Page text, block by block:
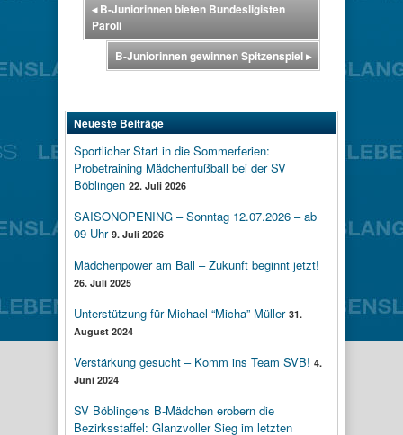
◂B-Juniorinnen bieten Bundesligisten
Paroli
B-Juniorinnen gewinnen Spitzenspiel▸
Neueste Beiträge
Sportlicher Start in die Sommerferien:
Probetraining Mädchenfußball bei der SV
Böblingen 22. Juli 2026
SAISONOPENING – Sonntag 12.07.2026 – ab
09 Uhr 9. Juli 2026
Mädchenpower am Ball – Zukunft beginnt jetzt!
26. Juli 2025
Unterstützung für Michael “Micha” Müller 31.
August 2024
Verstärkung gesucht – Komm ins Team SVB! 4.
Juni 2024
SV Böblingens B-Mädchen erobern die
Bezirksstaffel: Glanzvoller Sieg im letzten